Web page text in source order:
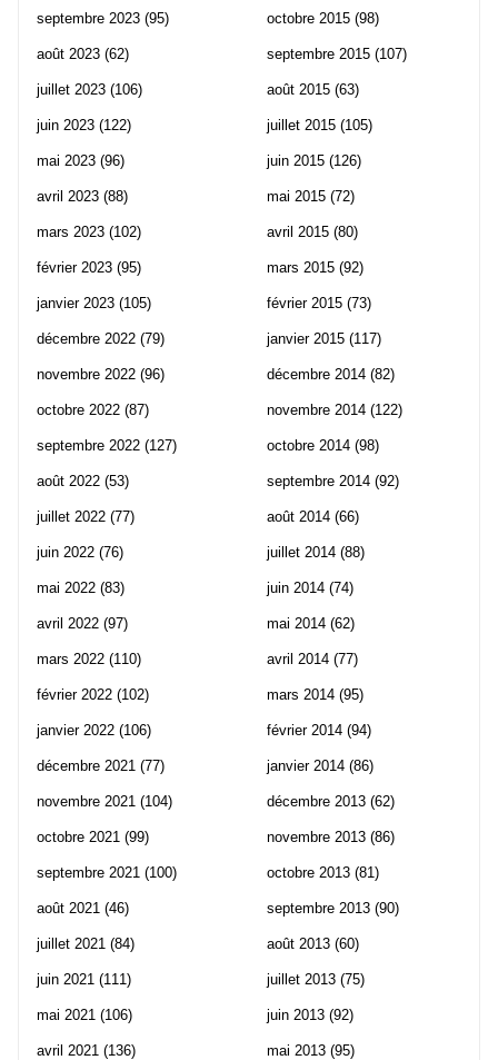
septembre 2023 (95)
août 2023 (62)
juillet 2023 (106)
juin 2023 (122)
mai 2023 (96)
avril 2023 (88)
mars 2023 (102)
février 2023 (95)
janvier 2023 (105)
décembre 2022 (79)
novembre 2022 (96)
octobre 2022 (87)
septembre 2022 (127)
août 2022 (53)
juillet 2022 (77)
juin 2022 (76)
mai 2022 (83)
avril 2022 (97)
mars 2022 (110)
février 2022 (102)
janvier 2022 (106)
décembre 2021 (77)
novembre 2021 (104)
octobre 2021 (99)
septembre 2021 (100)
août 2021 (46)
juillet 2021 (84)
juin 2021 (111)
mai 2021 (106)
avril 2021 (136)
octobre 2015 (98)
septembre 2015 (107)
août 2015 (63)
juillet 2015 (105)
juin 2015 (126)
mai 2015 (72)
avril 2015 (80)
mars 2015 (92)
février 2015 (73)
janvier 2015 (117)
décembre 2014 (82)
novembre 2014 (122)
octobre 2014 (98)
septembre 2014 (92)
août 2014 (66)
juillet 2014 (88)
juin 2014 (74)
mai 2014 (62)
avril 2014 (77)
mars 2014 (95)
février 2014 (94)
janvier 2014 (86)
décembre 2013 (62)
novembre 2013 (86)
octobre 2013 (81)
septembre 2013 (90)
août 2013 (60)
juillet 2013 (75)
juin 2013 (92)
mai 2013 (95)